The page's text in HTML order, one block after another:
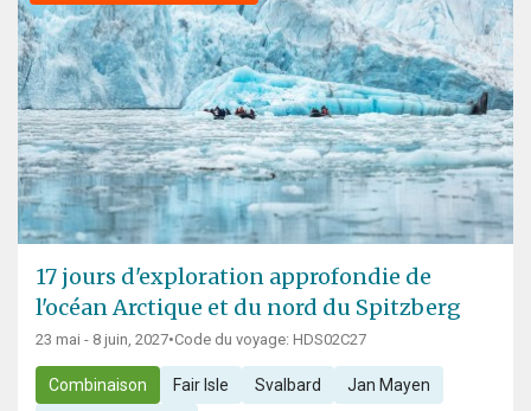
17 jours d'exploration approfondie de
l'océan Arctique et du nord du Spitzberg
23 mai - 8 juin, 2027•Code du voyage: HDS02C27
Combinaison Fair Isle Svalbard Jan Mayen